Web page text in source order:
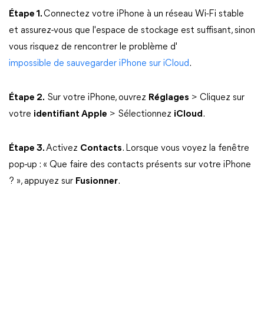
Étape 1.Connectez votre iPhone à un réseau Wi-Fi stable
et assurez-vous que l'espace de stockage est suffisant, sinon
vous risquez de rencontrer le problème d'
impossible de sauvegarder iPhone sur iCloud.
Étape 2. Sur votre iPhone, ouvrez Réglages > Cliquez sur
votre identifiant Apple > Sélectionnez iCloud.
Étape 3.Activez Contacts. Lorsque vous voyez la fenêtre
pop-up : « Que faire des contacts présents sur votre iPhone
? », appuyez sur Fusionner.